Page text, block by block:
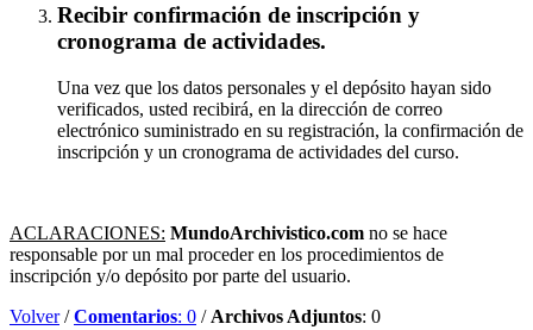
Recibir confirmación de inscripción y
cronograma de actividades.
Una vez que los datos personales y el depósito hayan sido
verificados, usted recibirá, en la dirección de correo
electrónico suministrado en su registración, la confirmación de
inscripción y un cronograma de actividades del curso.
ACLARACIONES: MundoArchivistico.com no se hace
responsable por un mal proceder en los procedimientos de
inscripción y/o depósito por parte del usuario.
Volver/Comentarios: 0 / Archivos Adjuntos: 0